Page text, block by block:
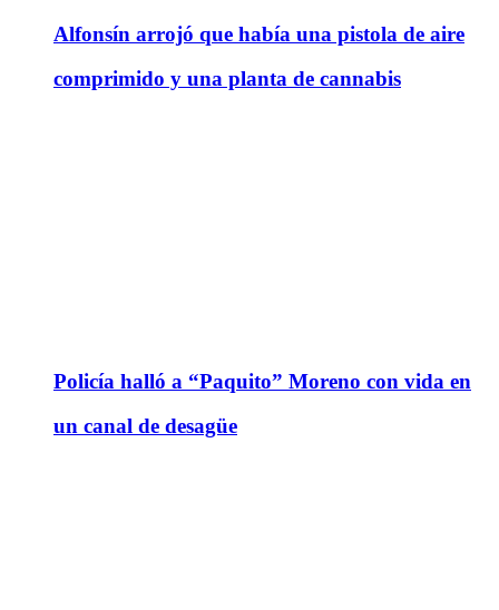
Alfonsín arrojó que había una pistola de aire
comprimido y una planta de cannabis
Policía halló a “Paquito” Moreno con vida en
un canal de desagüe